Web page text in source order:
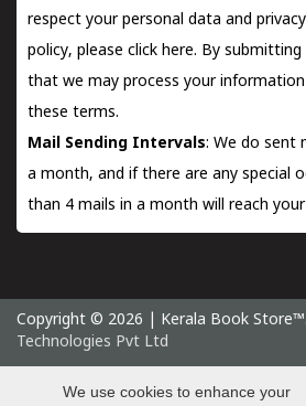
respect your personal data and
policy, please click here. By
that we may process your
these terms.
Mail Sending Intervals: We do sent
a month, and if there are any special
than 4 mails in a month will reach
Copyright © 2026 | Kerala Book
Technologies Pvt Ltd
We use cookies to enhance your